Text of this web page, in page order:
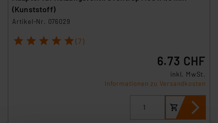
(Kunststoff)
Artikel-Nr. 076029
1 2 3 4 5 (7)
6.73 CHF
inkl. MwSt.
Informationen zu Versandkosten